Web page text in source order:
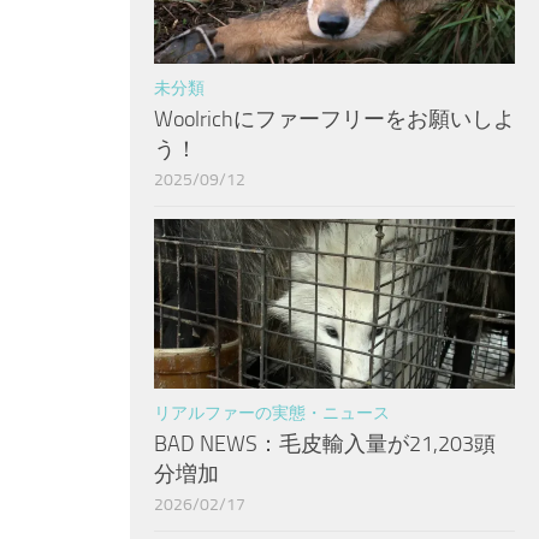
未分類
Woolrichにファーフリーをお願いしよ
う！
2025/09/12
リアルファーの実態・ニュース
BAD NEWS：毛皮輸入量が21,203頭
分増加
2026/02/17